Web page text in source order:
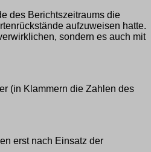
des Berichtszeitraums die
aufzuweisen hatte.
sondern es auch mit
(in Klammern die Zahlen des
erst nach Einsatz der